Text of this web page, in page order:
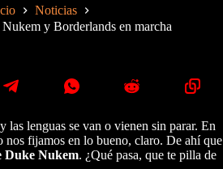
Noticias
y Borderlands en marcha
y las lenguas se van o vienen sin parar. En
nos fijamos en lo bueno, claro. De ahí que
Duke Nukem. ¿Qué pasa, que te pilla de